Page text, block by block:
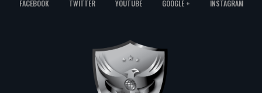
FACEBOOK TWITTER YOUTUBE GOOGLE + INSTAGRAM